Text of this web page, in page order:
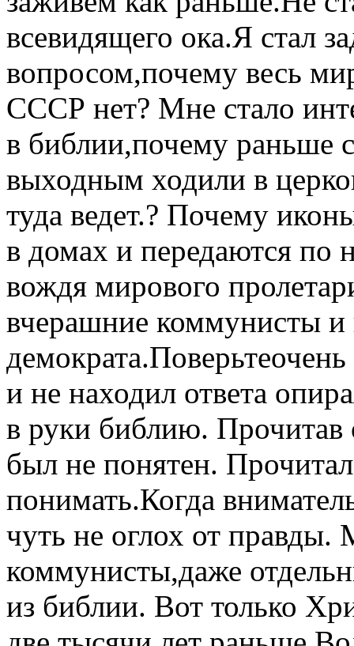
всевидящего ока.Я стал
вопросом,почему весь
СССР нет? Мне стало
в библии,почему раньше
выходным ходили в
туда ведет.? Почему
в домах и передаются по
вождя мирового
вчерашние коммунисты и
и не находил ответа
в руки библию. Прочитав
был не понятен.
понимать.Когда
чуть не оглох от правды.
коммунисты,даже
из библии. Вот только